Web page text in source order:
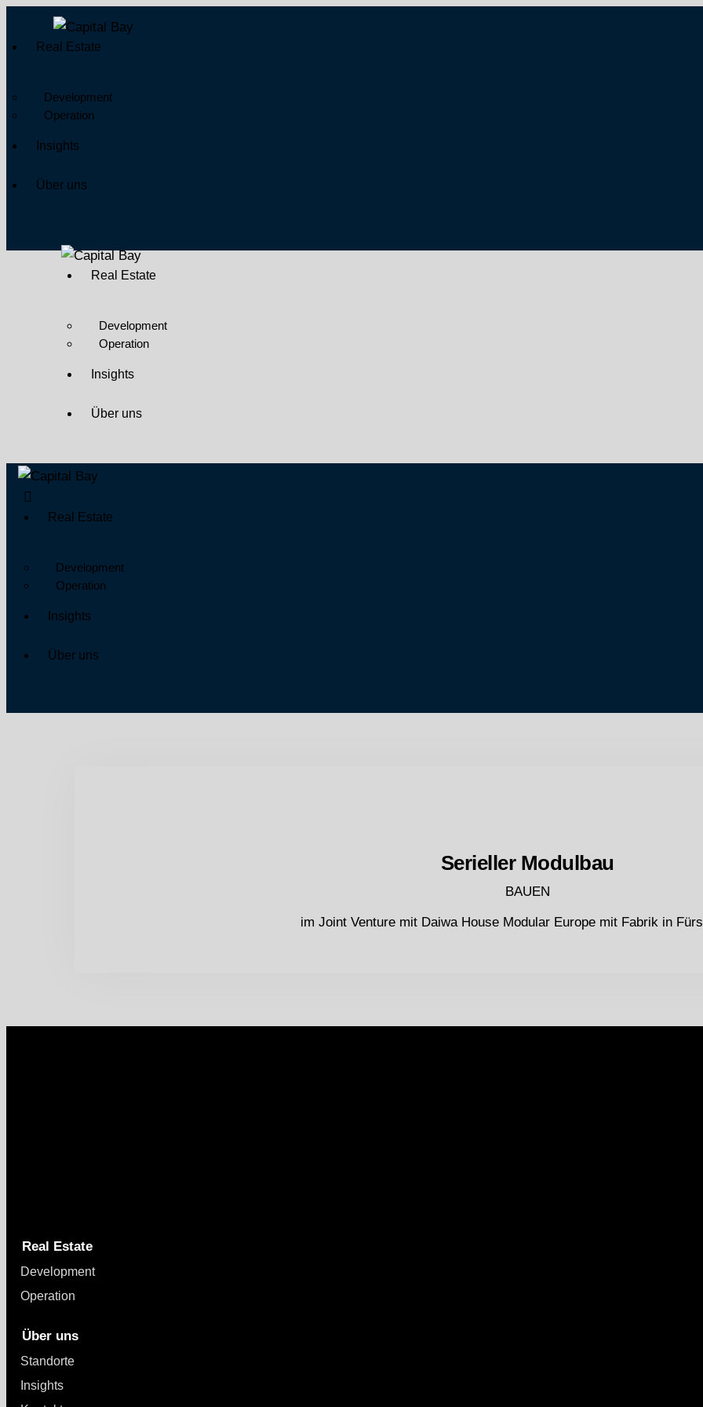
Real Estate
Development
Operation
Insights
Über uns
Real Estate
Development
Operation
Insights
Über uns
Real Estate
Development
Operation
Insights
Über uns
Serieller Modulbau
BAUEN
im Joint Venture mit Daiwa House Modular Europe mit Fabrik in
Real Estate
Development
Operation
Über uns
Standorte
Insights